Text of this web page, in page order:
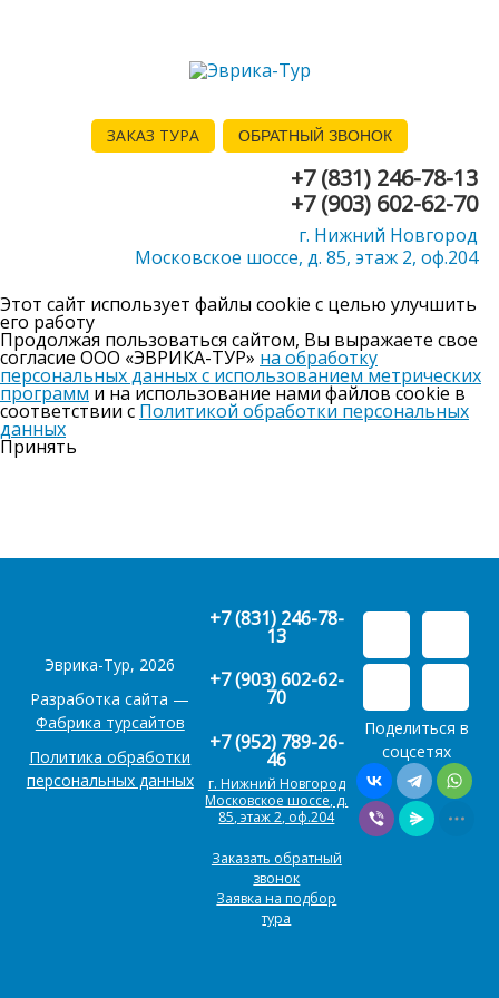
ЗАКАЗ ТУРА ОБРАТНЫЙ ЗВОНОК
+7 (831) 246-78-13
+7 (903) 602-62-70
г. Нижний Новгород
Московское шоссе, д. 85, этаж 2, оф.204
Этот сайт использует файлы cookie с целью улучшить
его работу
Продолжая пользоваться сайтом, Вы выражаете свое
согласие ООО «ЭВРИКА-ТУР» на обработку
персональных данных с использованием метрических
программ и на использование нами файлов cookie в
соответствии с Политикой обработки персональных
данных
Принять
Эврика-Тур, 2026
Разработка сайта —
Фабрика турсайтов
Политика обработки
персональных данных
Поделиться в
соцсетях
+7 (831) 246-78-
13
+7 (903) 602-62-
70
+7 (952) 789-26-
46
г. Нижний Новгород
Московское шоссе, д.
85, этаж 2, оф.204
Заказать обратный
звонок
Заявка на подбор
тура